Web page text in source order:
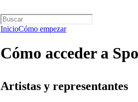
InicioCómo empezar
Cómo acceder a
Artistas y representantes